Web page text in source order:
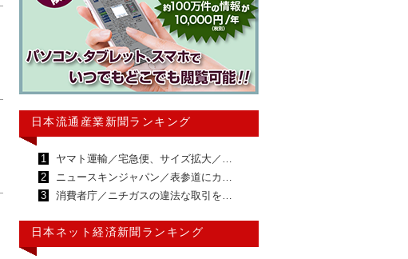
日本流通産業新聞ランキング
1
ヤマト運輸／宅急便、サイズ拡大／…
2
ニュースキンジャパン／表参道にカ…
3
消費者庁／ニチガスの違法な取引を…
日本ネット経済新聞ランキング